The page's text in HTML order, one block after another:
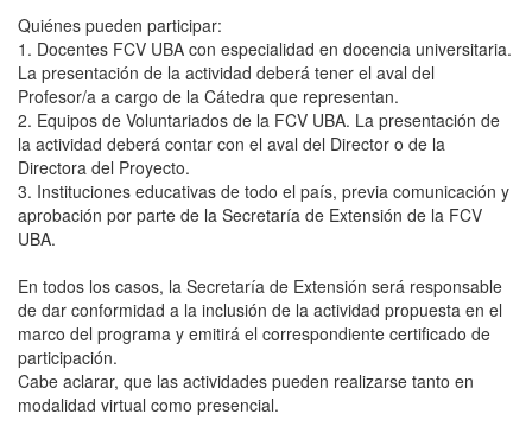
Quiénes pueden participar:
1. Docentes FCV UBA con especialidad en docencia universitaria.
La presentación de la actividad deberá tener el aval del
Profesor/a a cargo de la Cátedra que representan.
2. Equipos de Voluntariados de la FCV UBA. La presentación de
la actividad deberá contar con el aval del Director o de la
Directora del Proyecto.
3. Instituciones educativas de todo el país, previa comunicación y
aprobación por parte de la Secretaría de Extensión de la FCV
UBA.
En todos los casos, la Secretaría de Extensión será responsable
de dar conformidad a la inclusión de la actividad propuesta en el
marco del programa y emitirá el correspondiente certificado de
participación.
Cabe aclarar, que las actividades pueden realizarse tanto en
modalidad virtual como presencial.